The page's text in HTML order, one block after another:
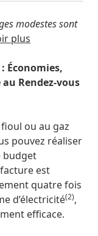
modestes sont
plus
Économies,
Rendez-vous
ou au gaz
pouvez réaliser
budget
est
quatre fois
d’électricité(2),
efficace.